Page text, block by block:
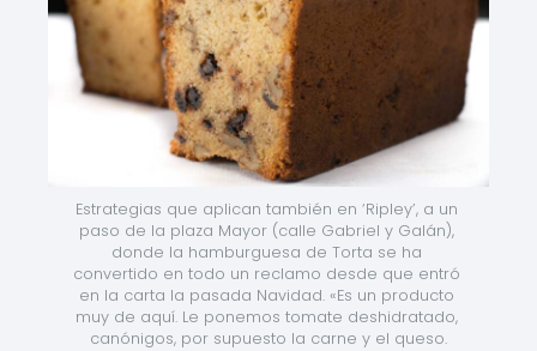
Estrategias que aplican también en ‘Ripley’, a un
paso de la plaza Mayor (calle Gabriel y Galán),
donde la hamburguesa de Torta se ha
convertido en todo un reclamo desde que entró
en la carta la pasada Navidad. «Es un producto
muy de aquí. Le ponemos tomate deshidratado,
canónigos, por supuesto la carne y el queso.